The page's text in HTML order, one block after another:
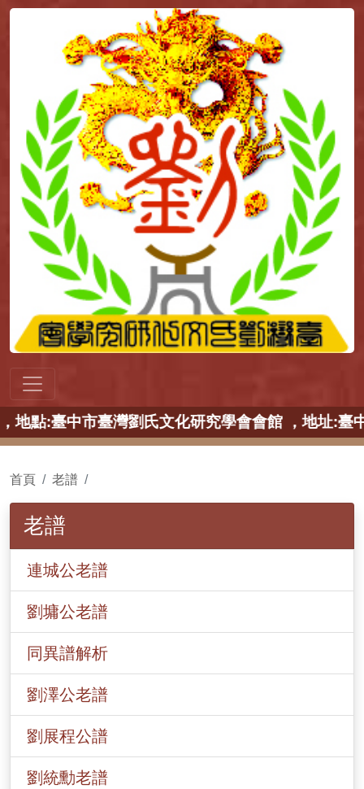
:臺中市臺灣劉氏文化研究學會會館 ，地址:臺
首頁 老譜
老譜
連城公老譜
劉墉公老譜
同異譜解析
劉澤公老譜
劉展程公譜
劉統勳老譜